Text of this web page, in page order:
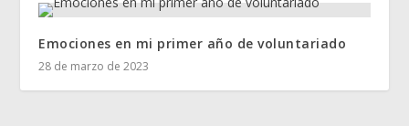
Emociones en mi primer año de voluntariado
28 de marzo de 2023